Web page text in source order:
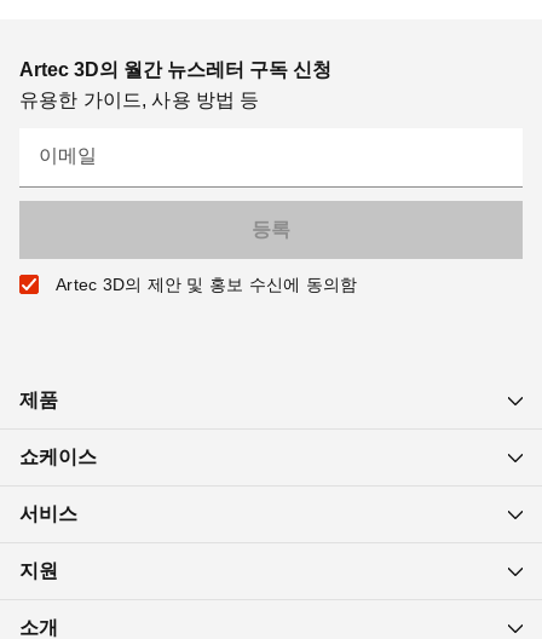
Artec 3D의 월간 뉴스레터 구독 신청
유용한 가이드, 사용 방법 등
이메일
Artec 3D의 제안 및 홍보 수신에 동의함
제품
쇼케이스
서비스
지원
소개